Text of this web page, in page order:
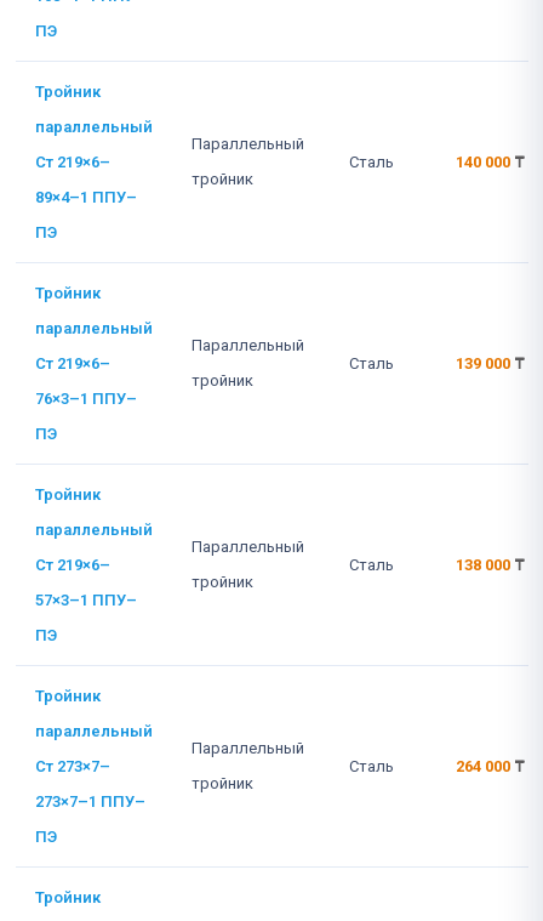
ПЭ
Тройник
параллельный
Ст 219×6–
89×4–1 ППУ–
ПЭ
Параллельный
тройник
Сталь 140 000 ₸
Тройник
параллельный
Ст 219×6–
76×3–1 ППУ–
ПЭ
Параллельный
тройник
Сталь 139 000 ₸
Тройник
параллельный
Ст 219×6–
57×3–1 ППУ–
ПЭ
Параллельный
тройник
Сталь 138 000 ₸
Тройник
параллельный
Ст 273×7–
273×7–1 ППУ–
ПЭ
Параллельный
тройник
Сталь 264 000 ₸
Тройник